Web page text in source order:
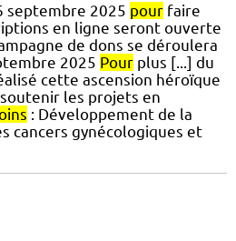
septembre 2025 pour faire
en ligne seront ouverte
de dons se déroulera
2025 Pour plus [...] du
cette ascension héroïque
soutenir les projets en
: Développement de la
cancers gynécologiques et